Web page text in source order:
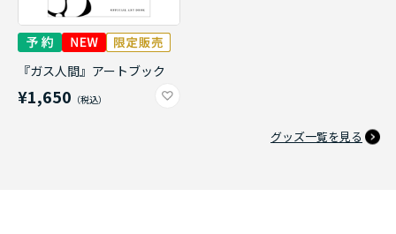
『ガス人間』アートブック
¥1,650
グッズ一覧を見る